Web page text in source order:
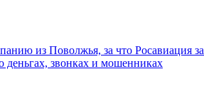
из Поволжья, за что Росавиация
деньгах, звонках и мошенниках